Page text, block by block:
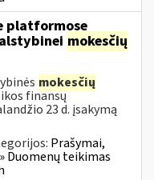
platformose
mokesčių
mokesčių
finansų
23 d. įsakymą
Prašymai,
Duomenų teikimas